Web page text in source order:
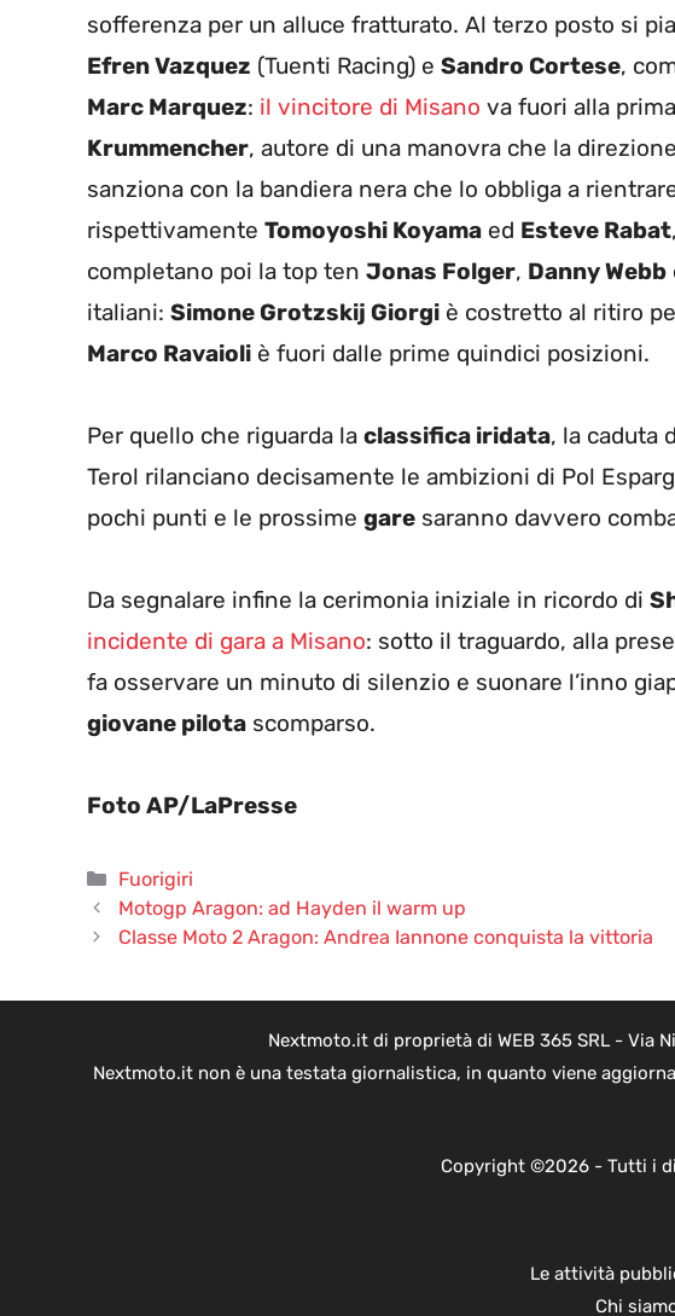
sofferenza per un alluce fratturato. Al terzo posto si
Efren Vazquez (Tuenti Racing) e Sandro Cortese,
Marc Marquez: il vincitore di Misano va fuori alla
Krummencher, autore di una manovra che la
sanziona con la bandiera nera che lo obbliga a
rispettivamente Tomoyoshi Koyama ed Esteve Rabat
completano poi la top ten Jonas Folger, Danny Webb
italiani: Simone Grotzskij Giorgi è costretto al ritiro
Marco Ravaioli è fuori dalle prime quindici posizioni.
Per quello che riguarda la classifica iridata, la caduta
Terol rilanciano decisamente le ambizioni di Pol
pochi punti e le prossime gare saranno davvero
Da segnalare infine la cerimonia iniziale in ricordo di
incidente di gara a Misano: sotto il traguardo, alla
fa osservare un minuto di silenzio e suonare l’inno
giovane pilota scomparso.
Foto AP/LaPresse
Categorie
Fuorigiri
Motogp Aragon: ad Hayden il warm up
Classe Moto 2 Aragon: Andrea Iannone conquista la vittoria
Nextmoto.it di proprietà di WEB 365 SRL - Via
Nextmoto.it non è una testata giornalistica, in quanto viene
Copyright ©2026 - Tutti i
Le attività
Chi